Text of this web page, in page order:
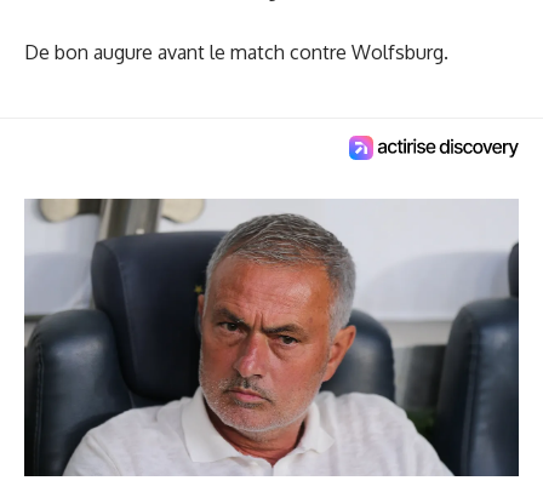
De bon augure avant le match contre Wolfsburg.